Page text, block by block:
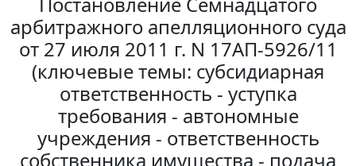
арбитражного апелляционного суда
от 27 июля 2011 г. N 17АП-5926/11
(ключевые темы: субсидиарная
ответственность - уступка
требования - автономные
учреждения - ответственность
собственника имущества - подача